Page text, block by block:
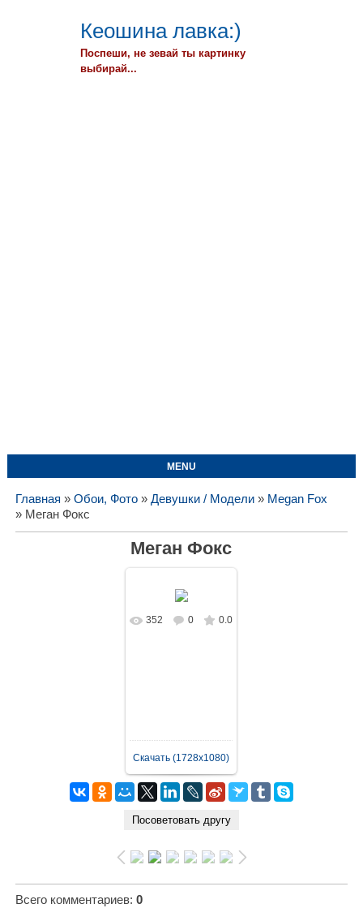
Кеошина лавка:)
Поспеши, не зевай ты картинку
выбирай...
MENU
Главная » Обои, Фото» Девушки / Модели» Megan Fox
» Меган Фокс
Меган Фокс
В реальном
352 0 0.0
Скачать (1728x1080)
Всего комментариев: 0